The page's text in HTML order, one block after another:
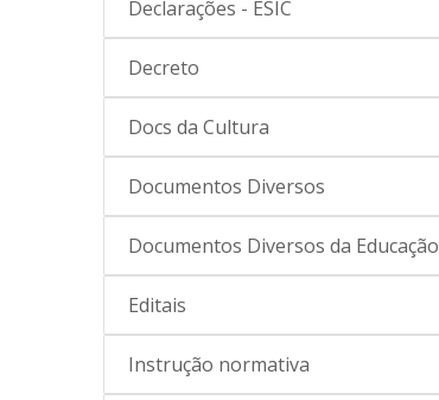
Declarações - ESIC
Decreto
Docs da Cultura
Documentos Diversos
Documentos Diversos da Educação
Editais
Instrução normativa